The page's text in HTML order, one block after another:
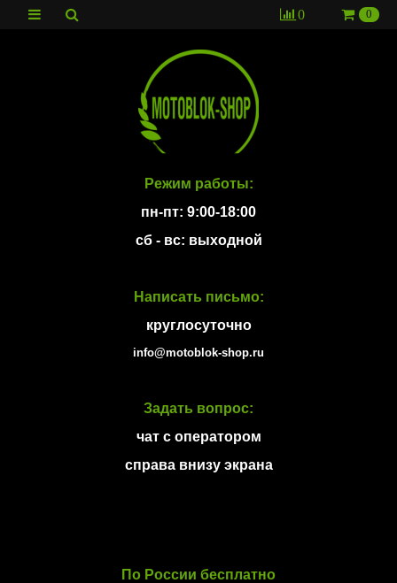
0 0
Режим работы:
пн-пт: 9:00-18:00
сб - вс: выходной
Написать письмо:
круглосуточно
info@motoblok-shop.ru
Задать вопрос:
чат с оператором
справа внизу экрана
По России бесплатно